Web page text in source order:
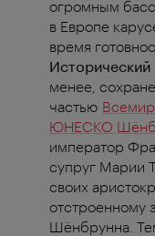
огромным
в Европе
время
менее,
частью
ЮНЕСКО
император
супруг Марии
своих
отстроенному
Шёнбрунна.